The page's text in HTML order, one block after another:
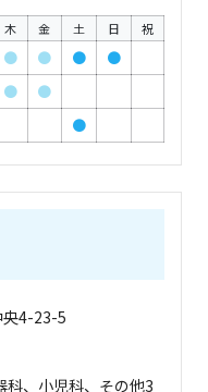
木 金 土 日 祝
● ● ●
●
●
●
●
央4-23-5
科、小児科、その他3